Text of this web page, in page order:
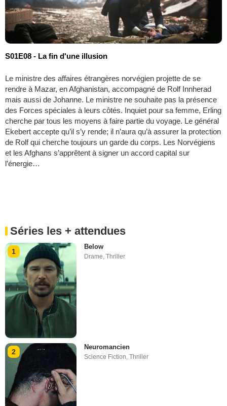
S01E08 - La fin d'une illusion
Le ministre des affaires étrangères norvégien projette de se
rendre à Mazar, en Afghanistan, accompagné de Rolf Innherad
mais aussi de Johanne. Le ministre ne souhaite pas la présence
des Forces spéciales à leurs côtés. Inquiet pour sa femme, Erling
cherche par tous les moyens à faire partie du voyage. Le général
Ekebert accepte qu’il s’y rende; il n’aura qu’à assurer la protection
de Rolf qui cherche toujours un garde du corps. Les Norvégiens
et les Afghans s’apprêtent à signer un accord capital sur
l’énergie…
Séries les + attendues
1
Below
Drame ,Thriller
2
Neuromancien
Science Fiction,Thriller